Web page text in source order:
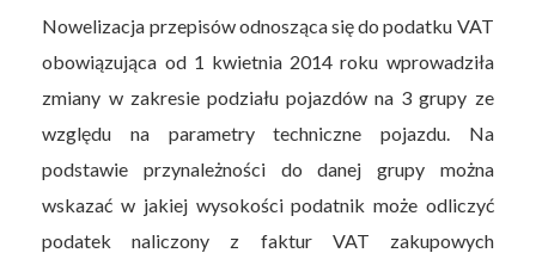
Nowelizacja przepisów odnosząca się do podatku VAT
obowiązująca od 1 kwietnia 2014 roku wprowadziła
zmiany w zakresie podziału pojazdów na 3 grupy ze
względu na parametry techniczne pojazdu. Na
podstawie przynależności do danej grupy można
wskazać w jakiej wysokości podatnik może odliczyć
podatek naliczony z faktur VAT zakupowych